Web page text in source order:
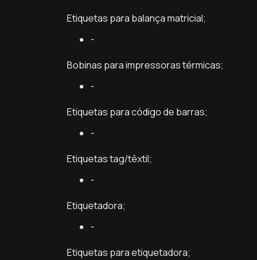
Etiquetas para balança matricial;
-
Bobinas para impressoras térmicas;
-
Etiquetas para código de barras;
-
Etiquetas tag/têxtil;
-
Etiquetadora;
-
Etiquetas para etiquetadora;